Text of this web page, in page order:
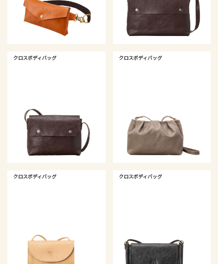
クロスボディバッグ クロスボディバッグ
クロスボディバッグ クロスボディバッグ